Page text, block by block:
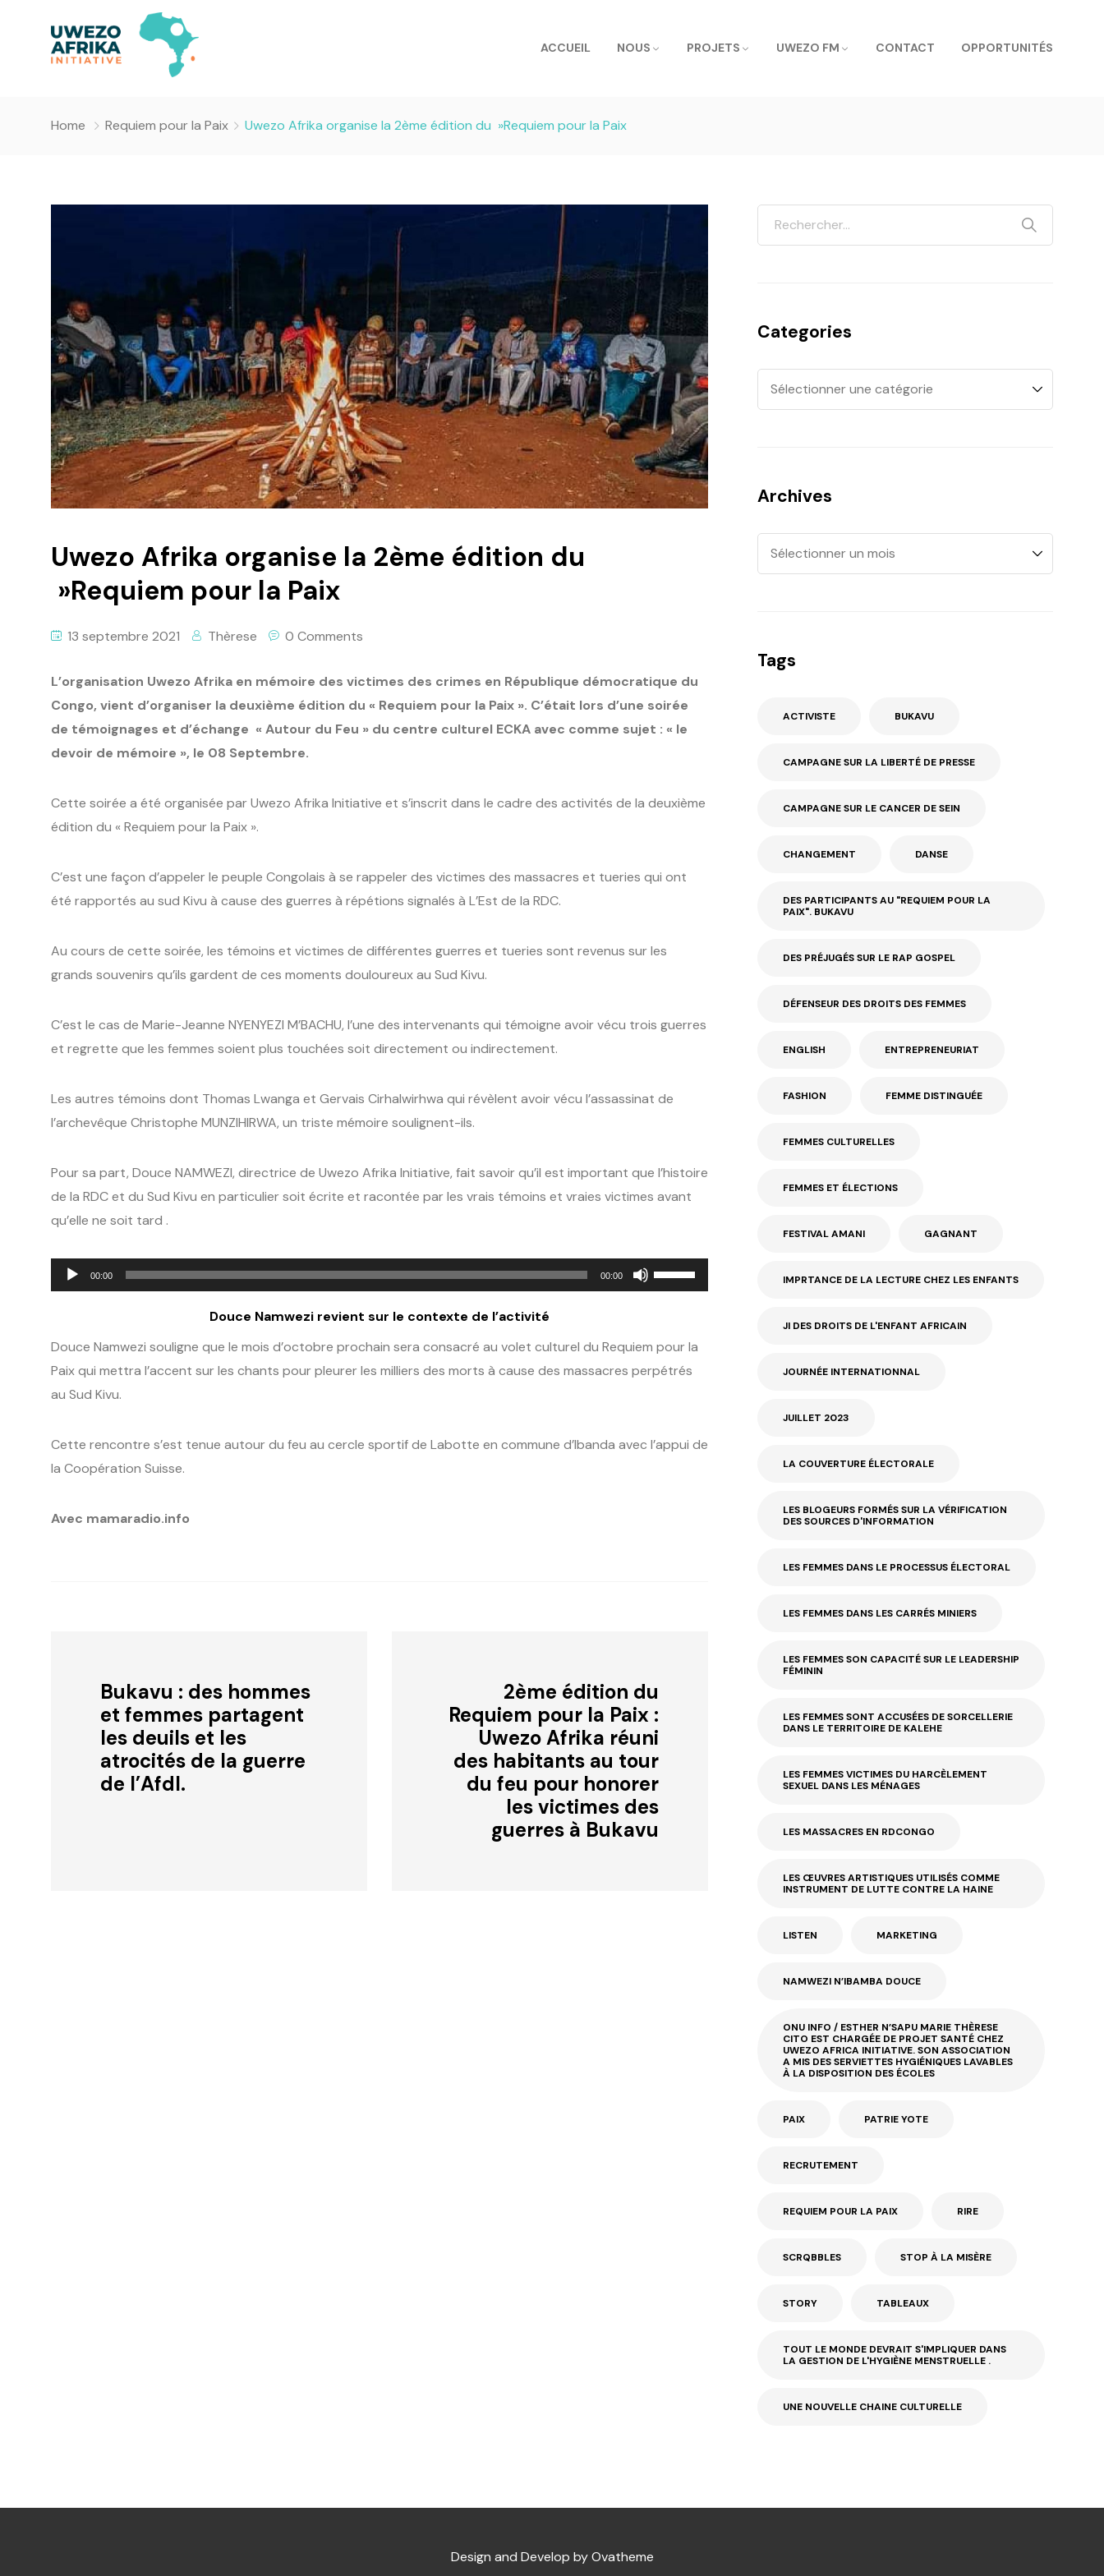
ACCUEIL NOUS PROJETS UWEZO FM CONTACT OPPORTUNITÉS
Home Requiem pour la Paix Uwezo Afrika organise la 2ème édition du »Requiem pour la Paix
Uwezo Afrika organise la 2ème édition du
»Requiem pour la Paix
13 septembre 2021 Thèrese 0 Comments
L’organisation Uwezo Afrika en mémoire des victimes des crimes en République démocratique du
Congo, vient d’organiser la deuxième édition du « Requiem pour la Paix ». C’était lors d’une soirée
de témoignages et d’échange « Autour du Feu » du centre culturel ECKA avec comme sujet : « le
devoir de mémoire », le 08 Septembre.
Cette soirée a été organisée par Uwezo Afrika Initiative et s’inscrit dans le cadre des activités de la deuxième
édition du « Requiem pour la Paix ».
C’est une façon d’appeler le peuple Congolais à se rappeler des victimes des massacres et tueries qui ont
été rapportés au sud Kivu à cause des guerres à répétions signalés à L’Est de la RDC.
Au cours de cette soirée, les témoins et victimes de différentes guerres et tueries sont revenus sur les
grands souvenirs qu’ils gardent de ces moments douloureux au Sud Kivu.
C’est le cas de Marie-Jeanne NYENYEZI M’BACHU, l’une des intervenants qui témoigne avoir vécu trois guerres
et regrette que les femmes soient plus touchées soit directement ou indirectement.
Les autres témoins dont Thomas Lwanga et Gervais Cirhalwirhwa qui révèlent avoir vécu l’assassinat de
l’archevêque Christophe MUNZIHIRWA, un triste mémoire soulignent-ils.
Pour sa part, Douce NAMWEZI, directrice de Uwezo Afrika Initiative, fait savoir qu’il est important que l’histoire
de la RDC et du Sud Kivu en particulier soit écrite et racontée par les vrais témoins et vraies victimes avant
qu’elle ne soit tard .
Lecteur
audio
00:00 00:00
Utilisez
les
haut/bas
pour
Douce Namwezi revient sur le contexte de l’activité
Douce Namwezi souligne que le mois d’octobre prochain sera consacré au volet culturel du Requiem pour la
Paix qui mettra l’accent sur les chants pour pleurer les milliers des morts à cause des massacres perpétrés
au Sud Kivu.
Cette rencontre s’est tenue autour du feu au cercle sportif de Labotte en commune d’Ibanda avec l’appui de
la Coopération Suisse.
Avec mamaradio.info
Bukavu : des hommes
et femmes partagent
les deuils et les
atrocités de la guerre
de l’Afdl.
2ème édition du
Requiem pour la Paix :
Uwezo Afrika réuni
des habitants au tour
du feu pour honorer
les victimes des
guerres à Bukavu
Categories
Archives
Tags
ACTIVISTE BUKAVU
CAMPAGNE SUR LA LIBERTÉ DE PRESSE
CAMPAGNE SUR LE CANCER DE SEIN
CHANGEMENT DANSE
DES PARTICIPANTS AU "REQUIEM POUR LA
PAIX". BUKAVU
DES PRÉJUGÉS SUR LE RAP GOSPEL
DÉFENSEUR DES DROITS DES FEMMES
ENGLISH ENTREPRENEURIAT
FASHION FEMME DISTINGUÉE
FEMMES CULTURELLES
FEMMES ET ÉLECTIONS
FESTIVAL AMANI GAGNANT
IMPRTANCE DE LA LECTURE CHEZ LES ENFANTS
JI DES DROITS DE L'ENFANT AFRICAIN
JOURNÉE INTERNATIONNAL
JUILLET 2023
LA COUVERTURE ÉLECTORALE
LES BLOGEURS FORMÉS SUR LA VÉRIFICATION
DES SOURCES D'INFORMATION
LES FEMMES DANS LE PROCESSUS ÉLECTORAL
LES FEMMES DANS LES CARRÉS MINIERS
LES FEMMES SON CAPACITÉ SUR LE LEADERSHIP
FÉMININ
LES FEMMES SONT ACCUSÉES DE SORCELLERIE
DANS LE TERRITOIRE DE KALEHE
LES FEMMES VICTIMES DU HARCÈLEMENT
SEXUEL DANS LES MÉNAGES
LES MASSACRES EN RDCONGO
LES ŒUVRES ARTISTIQUES UTILISÉS COMME
INSTRUMENT DE LUTTE CONTRE LA HAINE
LISTEN MARKETING
NAMWEZI N’IBAMBA DOUCE
ONU INFO / ESTHER N’SAPU MARIE THÈRESE
CITO EST CHARGÉE DE PROJET SANTÉ CHEZ
UWEZO AFRICA INITIATIVE. SON ASSOCIATION
A MIS DES SERVIETTES HYGIÉNIQUES LAVABLES
À LA DISPOSITION DES ÉCOLES
PAIX PATRIE YOTE
RECRUTEMENT
REQUIEM POUR LA PAIX RIRE
SCRQBBLES STOP À LA MISÈRE
STORY TABLEAUX
TOUT LE MONDE DEVRAIT S'IMPLIQUER DANS
LA GESTION DE L'HYGIÈNE MENSTRUELLE .
UNE NOUVELLE CHAINE CULTURELLE
Design and Develop by Ovatheme